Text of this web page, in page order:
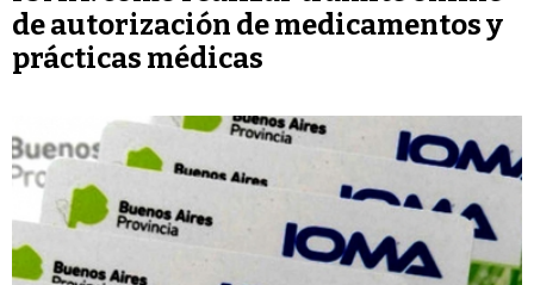
de autorización de medicamentos y
prácticas médicas